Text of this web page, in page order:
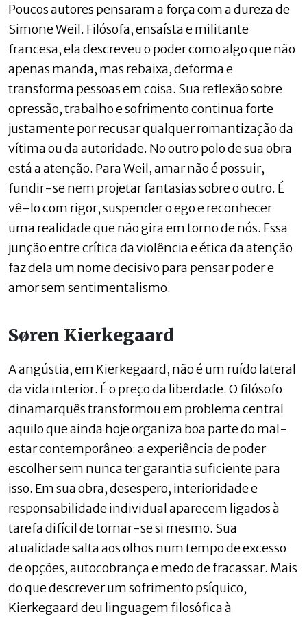
Poucos autores pensaram a força com a dureza de
Simone Weil. Filósofa, ensaísta e militante
francesa, ela descreveu o poder como algo que não
apenas manda, mas rebaixa, deforma e
transforma pessoas em coisa. Sua reflexão sobre
opressão, trabalho e sofrimento continua forte
justamente por recusar qualquer romantização da
vítima ou da autoridade. No outro polo de sua obra
está a atenção. Para Weil, amar não é possuir,
fundir-se nem projetar fantasias sobre o outro. É
vê-lo com rigor, suspender o ego e reconhecer
uma realidade que não gira em torno de nós. Essa
junção entre crítica da violência e ética da atenção
faz dela um nome decisivo para pensar poder e
amor sem sentimentalismo.
Søren Kierkegaard
A angústia, em Kierkegaard, não é um ruído lateral
da vida interior. É o preço da liberdade. O filósofo
dinamarquês transformou em problema central
aquilo que ainda hoje organiza boa parte do mal-
estar contemporâneo: a experiência de poder
escolher sem nunca ter garantia suficiente para
isso. Em sua obra, desespero, interioridade e
responsabilidade individual aparecem ligados à
tarefa difícil de tornar-se si mesmo. Sua
atualidade salta aos olhos num tempo de excesso
de opções, autocobrança e medo de fracassar. Mais
do que descrever um sofrimento psíquico,
Kierkegaard deu linguagem filosófica à